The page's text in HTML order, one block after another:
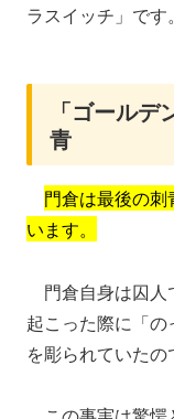
ラスイッチ」です。
「ゴール
青
門倉は最後の
います。
門倉自身は囚
起こった際に「
を彫られていたの